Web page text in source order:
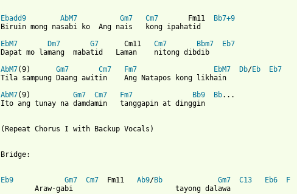
Ebadd9
AbM7 Gm7 Cm7
       Fm11
Bb7+9
Biruin mong nasabi ko  Ang nais   kong ipahatid
EbM7
Dm7 G7
      Cm11
Cm7 Bbm7
Eb7
Dapat mo lamang  mabatid   Laman    nitong dibdib
AbM7(9) Gm7 Cm7 Fm7 EbM7 Db/Eb
Eb7
Tila sampung Daang awitin    Ang Natapos kong likhain
AbM7(9) Gm7 Cm7 Fm7 Bb9 Bb...
Ito ang tunay na damdamin   tanggapin at dinggin
(Repeat Chorus I with Backup Vocals)
Bridge:
Eb9 Gm7 Cm7
  Fm11
Ab9/Bb Gm7 C13 Eb6
F
        Araw-gabi                        tayong dalawa